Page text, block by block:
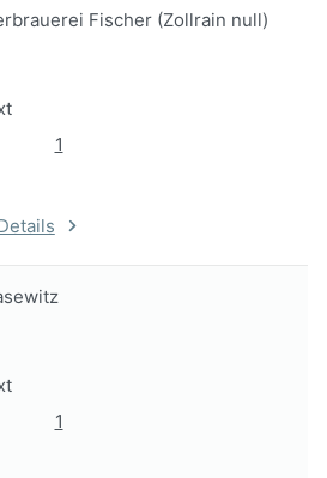
Fischer (Zollrain null)
1
1